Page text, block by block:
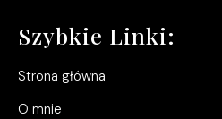
Szybkie Linki:
Strona główna
O mnie